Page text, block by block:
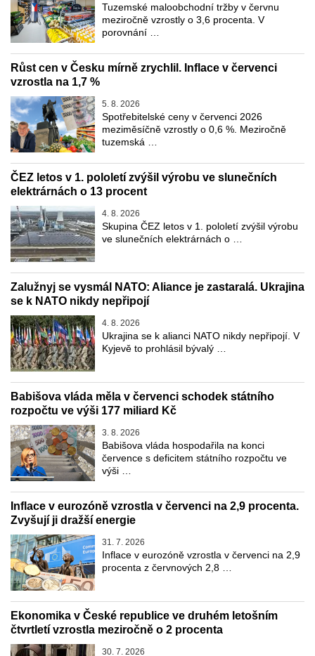
Tuzemské maloobchodní tržby v červnu
meziročně vzrostly o 3,6 procenta. V
porovnání …
Růst cen v Česku mírně zrychlil. Inflace v červenci
vzrostla na 1,7 %
5. 8. 2026
Spotřebitelské ceny v červenci 2026
meziměsíčně vzrostly o 0,6 %. Meziročně
tuzemská …
ČEZ letos v 1. pololetí zvýšil výrobu ve slunečních
elektrárnách o 13 procent
4. 8. 2026
Skupina ČEZ letos v 1. pololetí zvýšil výrobu
ve slunečních elektrárnách o …
Zalužnyj se vysmál NATO: Aliance je zastaralá. Ukrajina
se k NATO nikdy nepřipojí
4. 8. 2026
Ukrajina se k alianci NATO nikdy nepřipojí. V
Kyjevě to prohlásil bývalý …
Babišova vláda měla v červenci schodek státního
rozpočtu ve výši 177 miliard Kč
3. 8. 2026
Babišova vláda hospodařila na konci
července s deficitem státního rozpočtu ve
výši …
Inflace v eurozóně vzrostla v červenci na 2,9 procenta.
Zvyšují ji dražší energie
31. 7. 2026
Inflace v eurozóně vzrostla v červenci na 2,9
procenta z červnových 2,8 …
Ekonomika v České republice ve druhém letošním
čtvrtletí vzrostla meziročně o 2 procenta
30. 7. 2026